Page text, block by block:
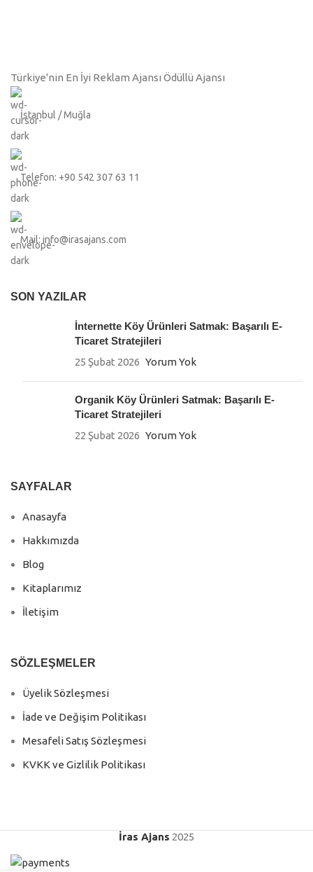
Türkiye'nin En İyi Reklam Ajansı Ödüllü Ajansı
İstanbul / Muğla
Telefon: +90 542 307 63 11
Mail: info@irasajans.com
SON YAZILAR
İnternette Köy Ürünleri Satmak: Başarılı E-
Ticaret Stratejileri
25 Şubat 2026 Yorum Yok
Organik Köy Ürünleri Satmak: Başarılı E-
Ticaret Stratejileri
22 Şubat 2026 Yorum Yok
SAYFALAR
Anasayfa
Hakkımızda
Blog
Kitaplarımız
İletişim
SÖZLEŞMELER
Üyelik Sözleşmesi
İade ve Değişim Politikası
Mesafeli Satış Sözleşmesi
KVKK ve Gizlilik Politikası
İras Ajans 2025